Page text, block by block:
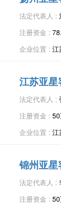
法定代表人 :
注册资金 :
企业位置 : 江
江苏亚
法定代表人 :
注册资金 :
企业位置 : 江
锦州亚
法定代表人 :
注册资金 :